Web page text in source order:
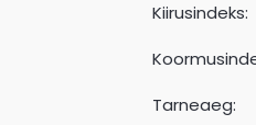
Kiirusindeks:
Tarneaeg: